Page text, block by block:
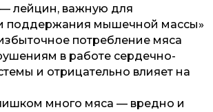
лейцин, важную для
поддержания мышечной массы»
потребление мяса
в работе сердечно-
и отрицательно влияет на
много мяса — вредно и